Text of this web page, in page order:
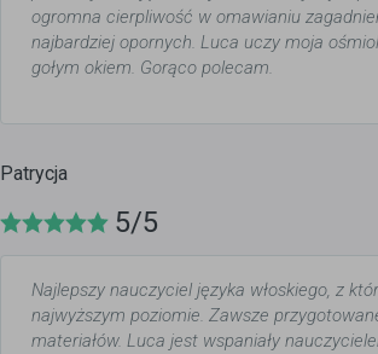
ogromna cierpliwość w omawianiu
najbardziej opornych. Luca uczy moja
gołym okiem. Gorąco polecam.
Patrycja
5/5
Najlepszy nauczyciel języka włoskiego, z
najwyższym poziomie. Zawsze
materiałów. Luca jest wspaniały